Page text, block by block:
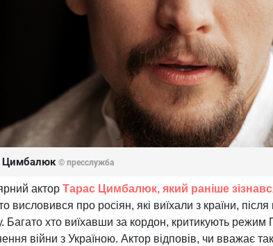
Цимбалюк © пресслужба
актор Тарас Цимбалюк, який раніше
висловився про росіян, які виїхали з країни,
Багато хто виїхавши за кордон, критикують режим
війни з Україною. Актор відповів, чи вважає